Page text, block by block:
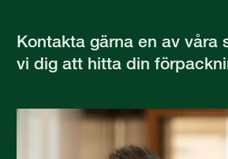
Kontakta gärna en av våra
vi dig att hitta din